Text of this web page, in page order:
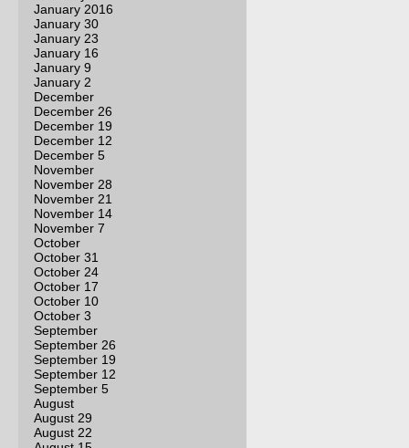
January 2016
January 30
January 23
January 16
January 9
January 2
December
December 26
December 19
December 12
December 5
November
November 28
November 21
November 14
November 7
October
October 31
October 24
October 17
October 10
October 3
September
September 26
September 19
September 12
September 5
August
August 29
August 22